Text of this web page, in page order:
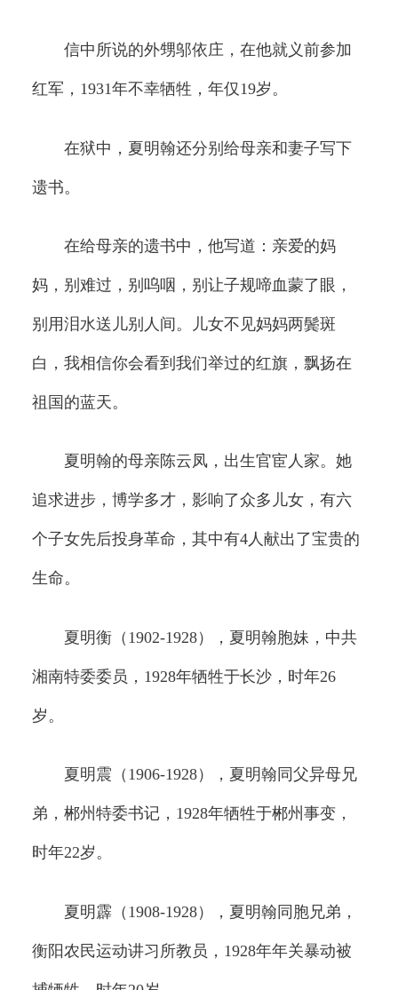
信中所说的外甥邬依庄，在他就义前参加
红军，1931年不幸牺牲，年仅19岁。
在狱中，夏明翰还分别给母亲和妻子写下
遗书。
在给母亲的遗书中，他写道：亲爱的妈
妈，别难过，别呜咽，别让子规啼血蒙了眼，
别用泪水送儿别人间。儿女不见妈妈两鬓斑
白，我相信你会看到我们举过的红旗，飘扬在
祖国的蓝天。
夏明翰的母亲陈云凤，出生官宦人家。她
追求进步，博学多才，影响了众多儿女，有六
个子女先后投身革命，其中有4人献出了宝贵的
生命。
夏明衡（1902-1928），夏明翰胞妹，中共
湘南特委委员，1928年牺牲于长沙，时年26
岁。
夏明震（1906-1928），夏明翰同父异母兄
弟，郴州特委书记，1928年牺牲于郴州事变，
时年22岁。
夏明霹（1908-1928），夏明翰同胞兄弟，
衡阳农民运动讲习所教员，1928年年关暴动被